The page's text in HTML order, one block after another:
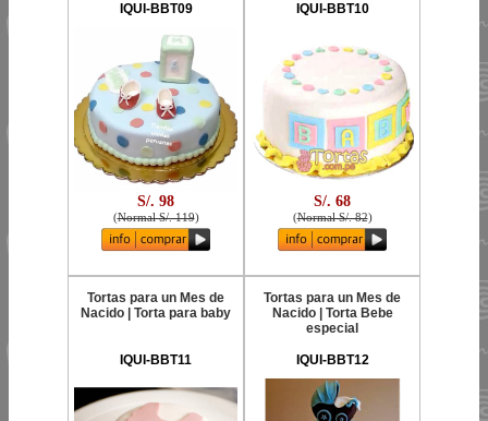
IQUI-BBT09
S/. 98
(Normal S/. 119)
IQUI-BBT10
S/. 68
(Normal S/. 82)
Tortas para un Mes de
Nacido | Torta para baby
IQUI-BBT11
Tortas para un Mes de
Nacido | Torta Bebe
especial
IQUI-BBT12